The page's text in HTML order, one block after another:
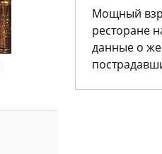
Мощный
ресторане
данные о